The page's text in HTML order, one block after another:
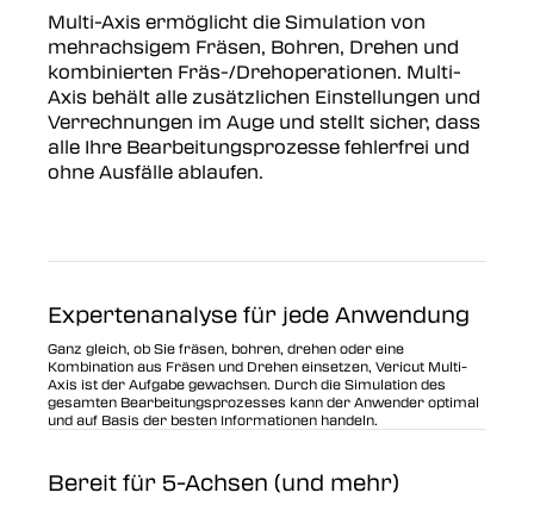
Multi-Axis ermöglicht die Simulation von
mehrachsigem Fräsen, Bohren, Drehen und
kombinierten Fräs-/Drehoperationen. Multi-
Axis behält alle zusätzlichen Einstellungen und
Verrechnungen im Auge und stellt sicher, dass
alle Ihre Bearbeitungsprozesse fehlerfrei und
ohne Ausfälle ablaufen.
Expertenanalyse für jede Anwendung
Ganz gleich, ob Sie fräsen, bohren, drehen oder eine
Kombination aus Fräsen und Drehen einsetzen, Vericut Multi-
Axis ist der Aufgabe gewachsen. Durch die Simulation des
gesamten Bearbeitungsprozesses kann der Anwender optimal
und auf Basis der besten Informationen handeln.
Bereit für 5-Achsen (und mehr)